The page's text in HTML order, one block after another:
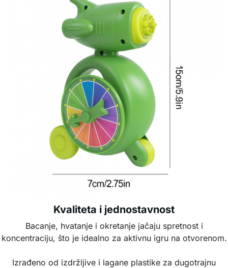
Kvaliteta i jednostavnost
Bacanje, hvatanje i okretanje jačaju spretnost i
koncentraciju, što je idealno za aktivnu igru na otvorenom.
Izrađeno od izdržljive i lagane plastike za dugotrajnu